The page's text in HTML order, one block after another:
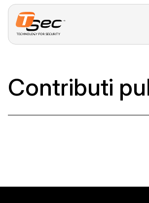
Contributi